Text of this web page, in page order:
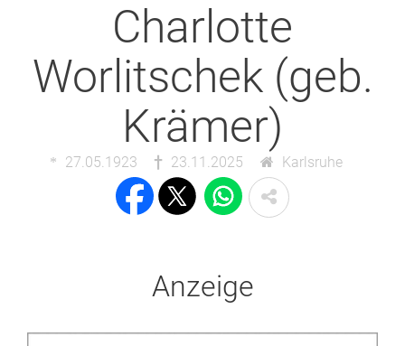
Charlotte
Worlitschek (geb.
Krämer)
27.05.1923 23.11.2025 Karlsruhe
Anzeige